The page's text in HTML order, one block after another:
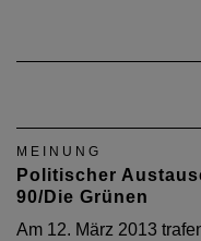
MEINUNG
Politischer
90/Die Grünen
Am 12. März 2013